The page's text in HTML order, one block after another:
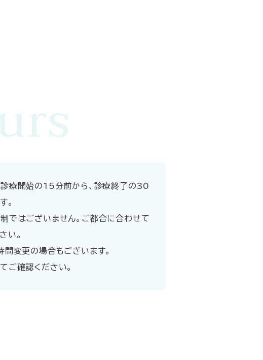
療開始の15分前から、診療終了の30
。
ではございません。ご都合に合わせて
い。
間変更の場合もございます。
ご確認ください。